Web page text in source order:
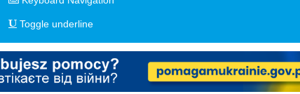
Toggle underline